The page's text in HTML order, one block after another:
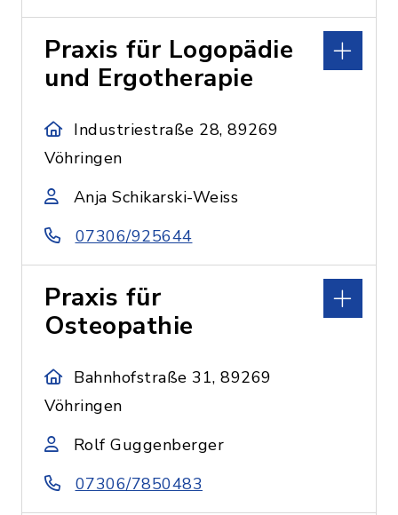
Praxis für Logopädie
und Ergotherapie
Industriestraße 28, 89269
Vöhringen
Anja Schikarski-Weiss
07306/925644
Praxis für
Osteopathie
Bahnhofstraße 31, 89269
Vöhringen
Rolf Guggenberger
07306/7850483